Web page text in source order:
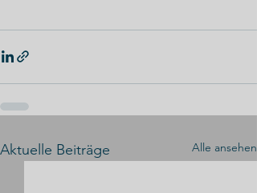
Aktuelle Beiträge Alle ansehen